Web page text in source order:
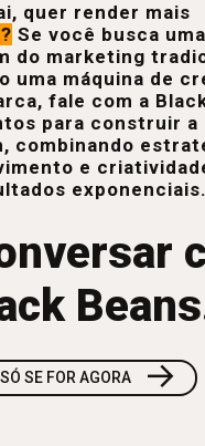
quer render mais
Se você busca
do marketing
uma máquina de
fale com a
para construir a
combinando
e
exponenciais.
SÓ SE FOR AGORA →